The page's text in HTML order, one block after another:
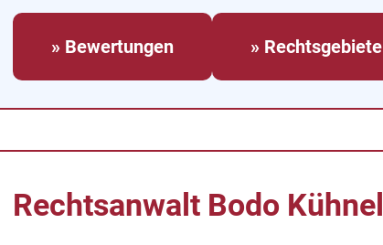
» Bewertungen » Rechtsgebiete
Rechtsanwalt Bodo Kühnel